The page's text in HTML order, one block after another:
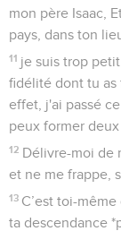
mon père Isaac,
pays, dans ton
11 je suis trop
fidélité dont tu as
effet, j'ai passé
peux former deux
12 Délivre-moi de
et ne me frappe,
13 C’est toi-
ta descendance